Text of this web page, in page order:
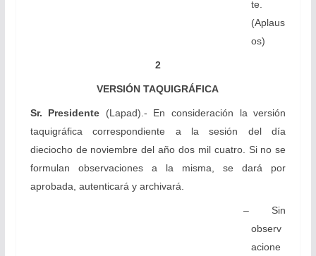
te.
(Aplaus
os)
2
VERSIÓN TAQUIGRÁFICA
Sr. Presidente (Lapad).- En consideración la versión
taquigráfica correspondiente a la sesión del día
dieciocho de noviembre del año dos mil cuatro. Si no se
formulan observaciones a la misma, se dará por
aprobada, autenticará y archivará.
– Sin
observ
acione